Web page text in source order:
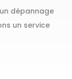
dépannage
un service